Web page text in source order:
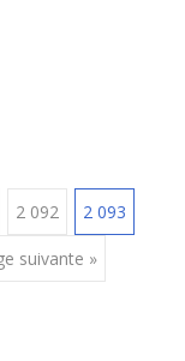
2 092 2 093
suivante »